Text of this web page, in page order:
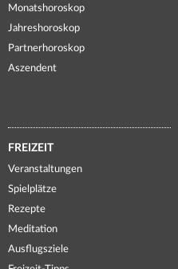
Monatshoroskop
Jahreshoroskop
Partnerhoroskop
Aszendent
FREIZEIT
Veranstaltungen
Spielplätze
Rezepte
Meditation
Ausflugsziele